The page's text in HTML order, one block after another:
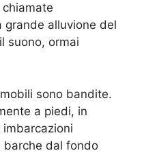
grande alluvione del
suono, ormai
sono bandite.
a piedi, in
barche dal fondo